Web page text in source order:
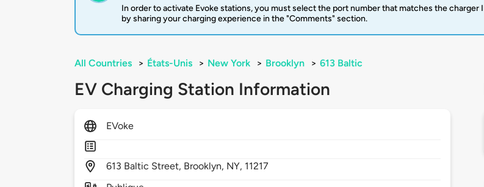
In order to activate Evoke stations, you must select the port number that matches the
by sharing your charging experience in the "Comments" section.
All Countries > États-Unis > New York > Brooklyn > 613 Baltic
EV Charging Station Information
EVoke
613 Baltic Street, Brooklyn, NY, 11217